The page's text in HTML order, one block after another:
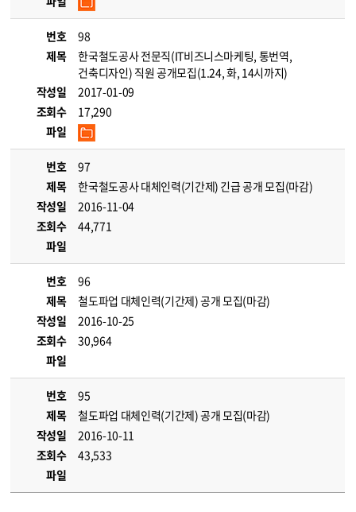
번호
98
제목
한국철도공사 전문직(IT비즈니스마케팅, 통번역,
건축디자인) 직원 공개모집(1.24, 화, 14시까지)
작성일
2017-01-09
조회수
17,290
파일
번호
97
제목
한국철도공사 대체인력(기간제) 긴급 공개 모집(마감)
작성일
2016-11-04
조회수
44,771
파일
번호
96
제목
철도파업 대체인력(기간제) 공개 모집(마감)
작성일
2016-10-25
조회수
30,964
파일
번호
95
제목
철도파업 대체인력(기간제) 공개 모집(마감)
작성일
2016-10-11
조회수
43,533
파일